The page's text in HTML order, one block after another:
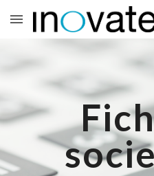
Skip to main content